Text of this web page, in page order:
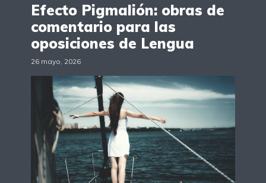
Efecto Pigmalión: obras de
comentario para las
oposiciones de Lengua
26 mayo, 2026